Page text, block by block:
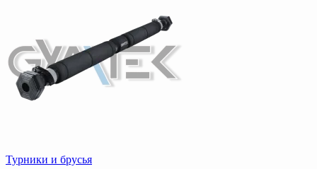
Турники и брусья